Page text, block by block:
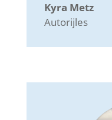
Kyra Metz
Autorijles